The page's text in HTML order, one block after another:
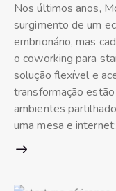
Nos últimos anos,
surgimento de um
embrionário, mas
o coworking para
solução flexível e
transformação
ambientes
uma mesa e